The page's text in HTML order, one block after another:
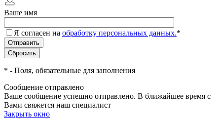
Ваше имя
Я согласен на обработку персональных данных.*
* - Поля, обязательные для заполнения
Сообщение отправлено
Ваше сообщение успешно отправлено. В ближайшее время с
Вами свяжется наш специалист
Закрыть окно